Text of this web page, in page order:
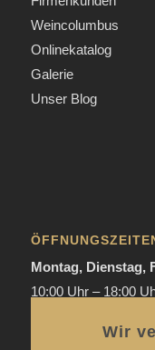
Weincolumbus
Onlinekatalog
Galerie
Unser Blog
Montag, Dienstag,
10:00 Uhr – 18:00
Mai bis September:
Wir